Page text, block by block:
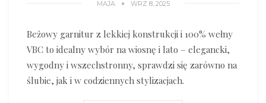
MAJA WRZ 8, 2025
Beżowy garnitur z lekkiej konstrukcji i 100% wełny
VBC to idealny wybór na wiosnę i lato – elegancki,
wygodny i wszechstronny, sprawdzi się zarówno na
ślubie, jak i w codziennych stylizacjach.